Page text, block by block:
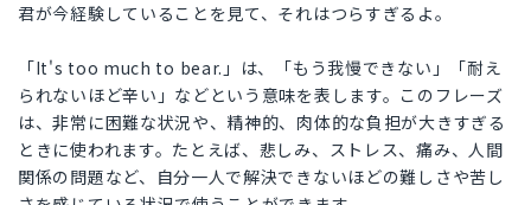
君が今経験していることを見て、それはつらすぎるよ。
「It's too much to bear.」は、「もう我慢できない」「耐え
られないほど辛い」などという意味を表します。このフレーズ
は、非常に困難な状況や、精神的、肉体的な負担が大きすぎる
ときに使われます。たとえば、悲しみ、ストレス、痛み、人間
関係の問題など、自分一人で解決できないほどの難しさや苦し